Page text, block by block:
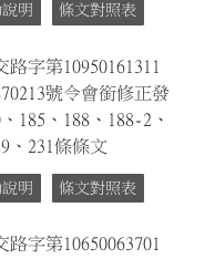
明 條文對照表
字第10950161311
號令會銜修正發
185、188、188-2、
、231條條文
明 條文對照表
字第10650063701